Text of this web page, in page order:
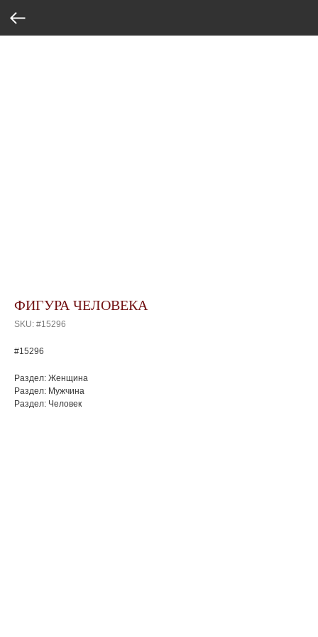
ФИГУРА ЧЕЛОВЕКА
SKU: #15296
#15296
Раздел: Женщина
Раздел: Мужчина
Раздел: Человек